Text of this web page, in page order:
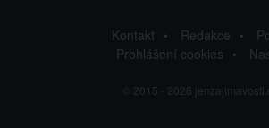
Kontakt Redakce
Prohlášení cookies
© 2015 - 2026